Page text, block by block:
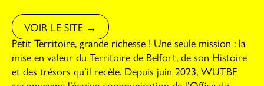
VOIR LE SITE →
Petit Territoire, grande richesse ! Une seule mission : la
mise en valeur du Territoire de Belfort, de son Histoire
et des trésors qu’il recèle. Depuis juin 2023, WUTBF